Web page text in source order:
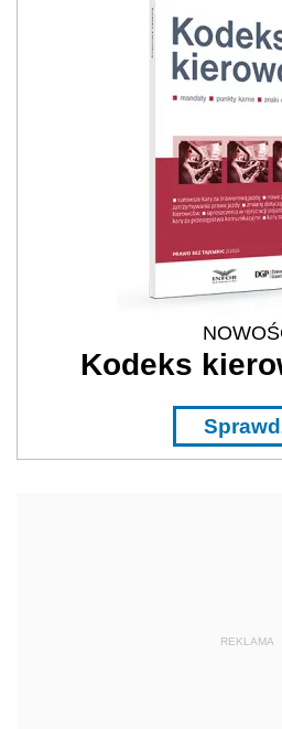
Kodeks
REKLAMA